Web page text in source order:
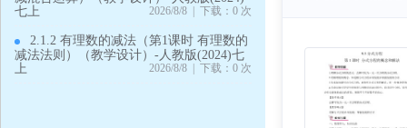
七上
2026/8/8 | 下载：0 次
2.1.2 有理数的减法（第1课时 有理数的
减法法则）（教学设计）-人教版(2024)七
上
2026/8/8 | 下载：0 次